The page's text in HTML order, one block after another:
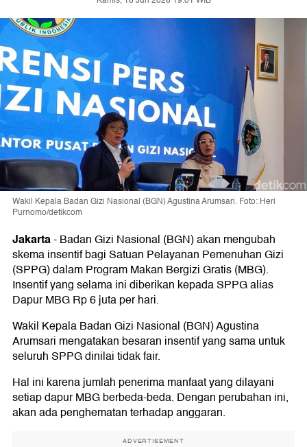
Wakil Kepala Badan Gizi Nasional (BGN) Agustina Arumsari. Foto: Heri
Purnomo/detikcom
Jakarta-Badan Gizi Nasional (BGN) akan mengubah
skema insentif bagi Satuan Pelayanan Pemenuhan Gizi
(SPPG) dalam Program Makan Bergizi Gratis (MBG).
Insentif yang selama ini diberikan kepada SPPG alias
Dapur MBG Rp 6 juta per hari.
Wakil Kepala Badan Gizi Nasional (BGN) Agustina
Arumsari mengatakan besaran insentif yang sama untuk
seluruh SPPG dinilai tidak fair.
Hal ini karena jumlah penerima manfaat yang dilayani
setiap dapur MBG berbeda-beda. Dengan perubahan ini,
akan ada penghematan terhadap anggaran.
ADVERTISEMENT